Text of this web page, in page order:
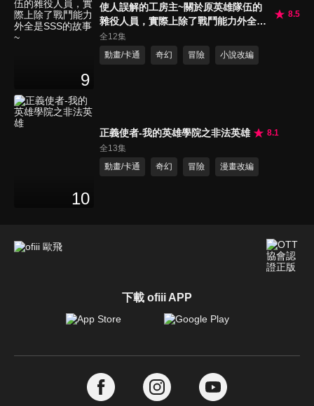
9
使人誤解的工房主~關於原英雄隊伍的
雜役人員，實際上除了戰鬥能力外全是
SSS的故事~
8.5
全12集
動畫/卡通
奇幻 冒險 小說改編
10
正義使者-我的英雄學院之非法英雄
8.1
全13集
動畫/卡通
奇幻 冒險 漫畫改編
下載 ofiii APP